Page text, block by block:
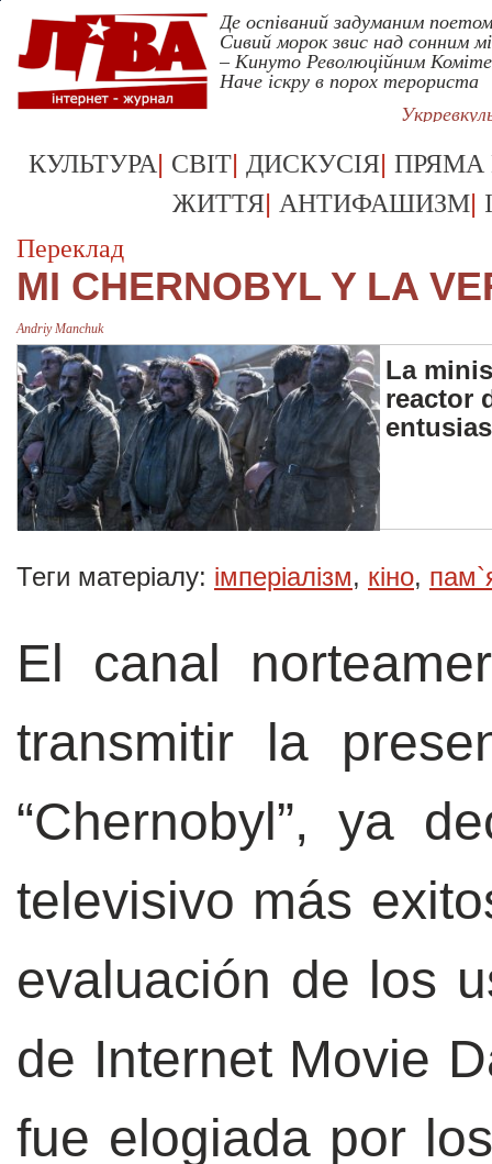
Де оспіваний задуманим поетом
Сивий морок звис над сонним
– Кинуто Революційним
Наче іскру в порох терориста
КУЛЬТУРА| СВІТ| ДИСКУСІЯ| ПРЯМА
ЖИТТЯ| АНТИФАШИЗМ|
Переклад
MI CHERNOBYL Y LA
Andriy Manchuk
La
reactor
Теги матеріалу: імперіалізм, кіно,
El canal
transmitir la
“Chernobyl”, ya
televisivo más
evaluación de los
de Internet Movie
fue elogiada por